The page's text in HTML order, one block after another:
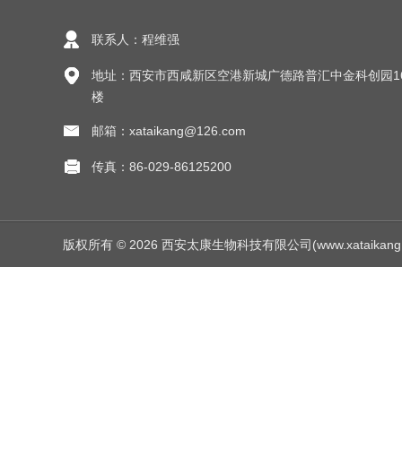
联系人：程维强
地址：西安市西咸新区空港新城广德路普汇中金科创园
楼
邮箱：xataikang@126.com
传真：86-029-86125200
版权所有 © 2026 西安太康生物科技有限公司